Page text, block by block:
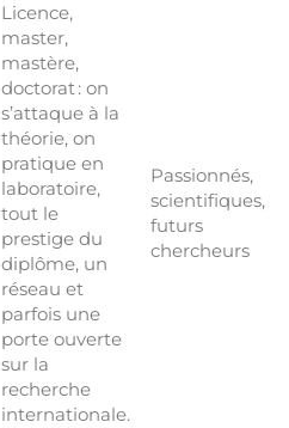
Licence,
master,
mastère,
doctorat : on
s’attaque à la
théorie, on
pratique en
laboratoire,
tout le
prestige du
diplôme, un
réseau et
parfois une
porte ouverte
sur la
recherche
internationale.
Passionnés,
scientifiques,
futurs
chercheurs